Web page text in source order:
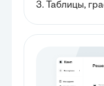
3. Таблицы,